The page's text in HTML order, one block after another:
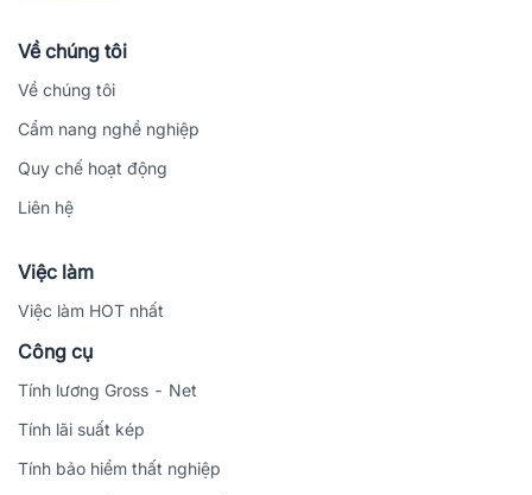
Về chúng tôi
Về chúng tôi
Cẩm nang nghề nghiệp
Quy chế hoạt động
Liên hệ
Việc làm
Việc làm HOT nhất
Công cụ
Tính lương Gross - Net
Tính lãi suất kép
Tính bảo hiểm thất nghiệp